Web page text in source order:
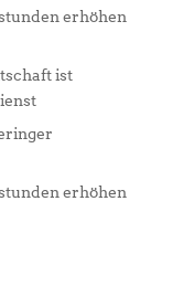
erhöhen
ist
erhöhen